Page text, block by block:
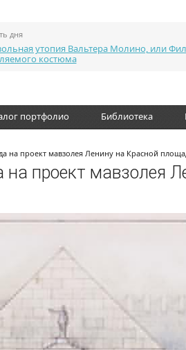
дня
утопия Вальтера Молино, или
костюма
портфолио Библиотека
на проект мавзолея Ленину на Красной
на проект мавзолея